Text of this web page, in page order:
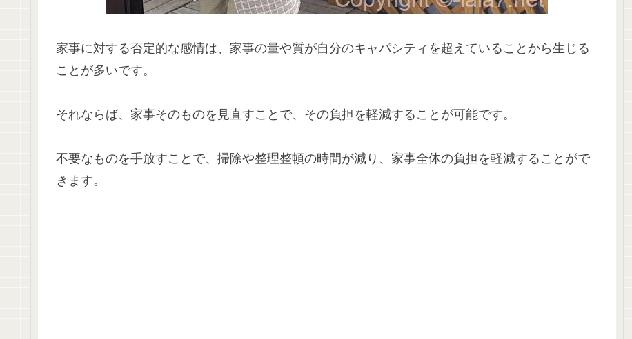
家事に対する否定的な感情は、家事の量や質が自分のキャパシティを超えていることから生じる
ことが多いです。
それならば、家事そのものを見直すことで、その負担を軽減することが可能です。
不要なものを手放すことで、掃除や整理整頓の時間が減り、家事全体の負担を軽減することがで
きます。